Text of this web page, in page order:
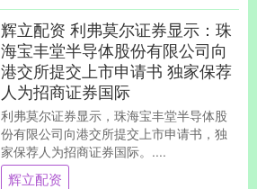
辉立配资 利弗莫尔证券显示：珠
海宝丰堂半导体股份有限公司向
港交所提交上市申请书 独家保荐
人为招商证券国际
利弗莫尔证券显示，珠海宝丰堂半导体股
份有限公司向港交所提交上市申请书，独
家保荐人为招商证券国际。....
辉立配资